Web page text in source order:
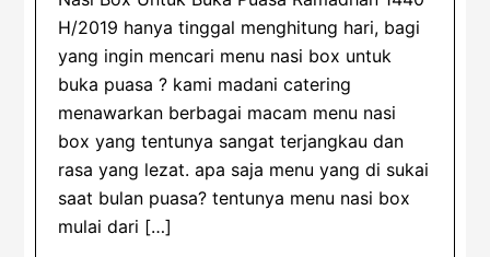
H/2019 hanya tinggal menghitung hari, bagi
yang ingin mencari menu nasi box untuk
buka puasa ? kami madani catering
menawarkan berbagai macam menu nasi
box yang tentunya sangat terjangkau dan
rasa yang lezat. apa saja menu yang di sukai
saat bulan puasa? tentunya menu nasi box
mulai dari […]